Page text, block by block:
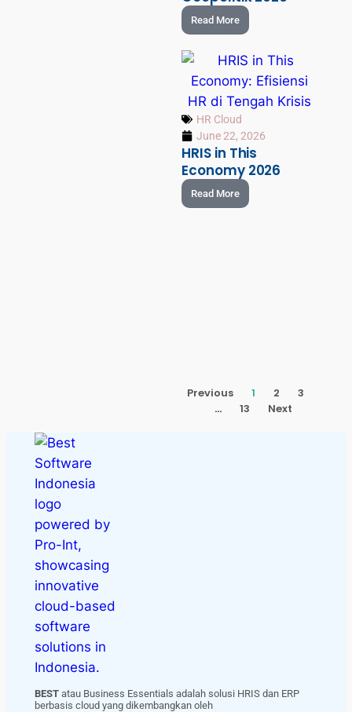
Read More
HR Cloud
June 22, 2026
HRIS in This
Economy 2026
Read More
Previous 1 2
3
…
13 Next
BEST atau Business Essentials adalah solusi HRIS dan ERP
berbasis cloud yang dikembangkan oleh